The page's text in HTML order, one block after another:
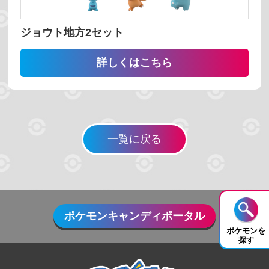
ポケモンを
探す
番号 降順 名前 昇順
名前 降順
リセット
ジョウト地方2セット
詳しくはこちら
一覧に戻る
ポケモンキャンディポータル